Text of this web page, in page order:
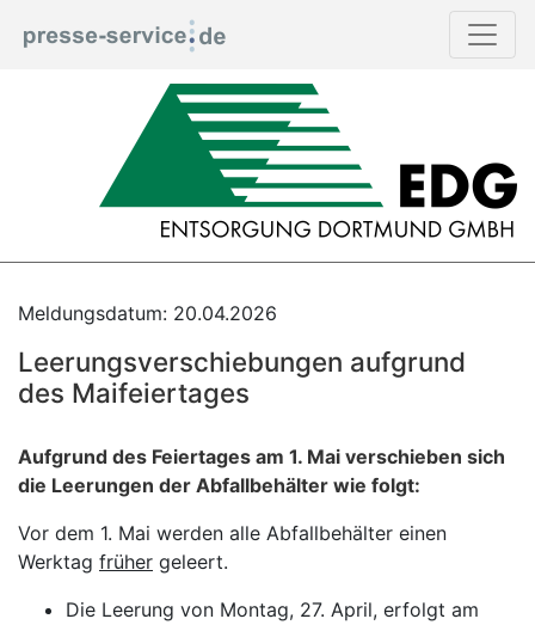
Meldungsdatum: 20.04.2026
Leerungsverschiebungen aufgrund
des Maifeiertages
Aufgrund des Feiertages am 1. Mai verschieben sich
die Leerungen der Abfallbehälter wie folgt:
Vor dem 1. Mai werden alle Abfallbehälter einen
Werktag früher geleert.
Die Leerung von Montag, 27. April, erfolgt am